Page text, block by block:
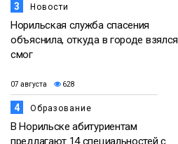
3 Новости
Норильская служба спасения
объяснила, откуда в городе взялся
смог
07 августа 628
4 Образование
В Норильске абитуриентам
предлагают 14 специальностей с